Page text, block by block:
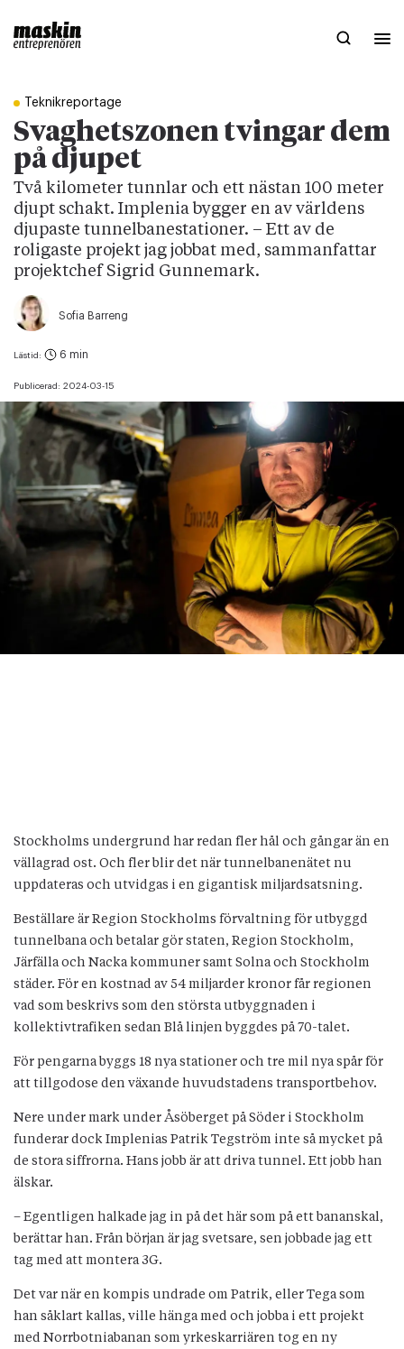
Teknikreportage
Svaghetszonen tvingar dem
på djupet
Två kilometer tunnlar och ett nästan 100 meter
djupt schakt. Implenia bygger en av världens
djupaste tunnelbanestationer. – Ett av de
roligaste projekt jag jobbat med, sammanfattar
projektchef Sigrid Gunnemark.
Sofia Barreng
Publicerad: 2024-03-15
Lästid: 6 min
Stockholms undergrund har redan fler hål och gångar än en
vällagrad ost. Och fler blir det när tunnelbanenätet nu
uppdateras och utvidgas i en gigantisk miljardsatsning.
Beställare är Region Stockholms förvaltning för utbyggd
tunnelbana och betalar gör staten, Region Stockholm,
Järfälla och Nacka kommuner samt Solna och Stockholm
städer. För en kostnad av 54 miljarder kronor får regionen
vad som beskrivs som den största utbyggnaden i
kollektivtrafiken sedan Blå linjen byggdes på 70-talet.
För pengarna byggs 18 nya stationer och tre mil nya spår för
att tillgodose den växande huvudstadens transportbehov.
Nere under mark under Åsöberget på Söder i Stockholm
funderar dock Implenias Patrik Tegström inte så mycket på
de stora siffrorna. Hans jobb är att driva tunnel. Ett jobb han
älskar.
– Egentligen halkade jag in på det här som på ett bananskal,
berättar han. Från början är jag svetsare, sen jobbade jag ett
tag med att montera 3G.
Det var när en kompis undrade om Patrik, eller Tega som
han såklart kallas, ville hänga med och jobba i ett projekt
med Norrbotniabanan som yrkeskarriären tog en ny